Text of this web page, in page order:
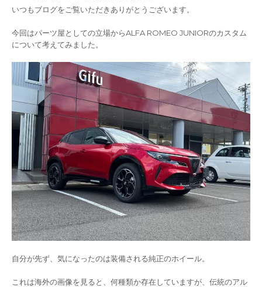
いつもブログをご覧いただきありがとうございます。
今回はパーツ屋としての立場からALFA ROMEO JUNIORのカスタム
について考えてみました。
自分が先ず、気になったのは装備される純正のホイール。
これは海外の画像を見ると、何種類か存在していますが、伝統のアル